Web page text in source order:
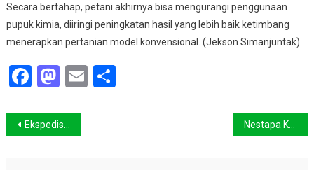
Secara bertahap, petani akhirnya bisa mengurangi penggunaan
pupuk kimia, diiringi peningkatan hasil yang lebih baik ketimbang
menerapkan pertanian model konvensional. (Jekson Simanjuntak)
Facebook
Mastodon
EmailShare
Navigasi
Ekspedisi Jawadwipa, Menyusuri Jejak Gempa dan Tsunami di Selatan Jawa Timur Nestapa Kampung Darim Akibat Krisis Iklim